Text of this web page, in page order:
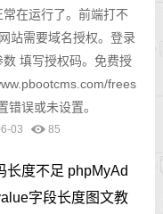
在运行了。前端打不
站需要域名授权。登录
填写授权码。免费授
frees
错误或未设置。
03 85
长度不足 phpMyAd
字段长度图文教